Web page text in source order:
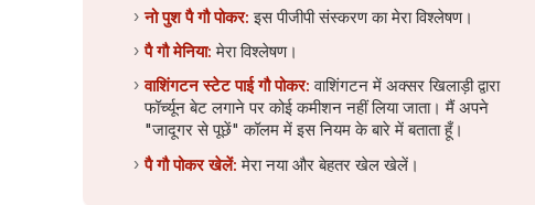
नो पुश पै गौ पोकर: इस पीजीपी संस्करण का मेरा विश्लेषण।
पै गौ मेनिया: मेरा विश्लेषण।
वाशिंगटन स्टेट पाई गौ पोकर: वाशिंगटन में अक्सर खिलाड़ी द्वारा
फॉर्च्यून बेट लगाने पर कोई कमीशन नहीं लिया जाता। मैं अपने
"जादूगर से पूछें" कॉलम में इस नियम के बारे में बताता हूँ।
पै गौ पोकर खेलें: मेरा नया और बेहतर खेल खेलें।